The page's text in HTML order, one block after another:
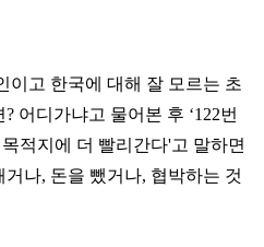
이고 한국에 대해 잘 모르는 초
? 어디가냐고 물어본 후 ‘122번
목적지에 더 빨리간다'고 말하면
거나, 돈을 뺐거나, 협박하는 것